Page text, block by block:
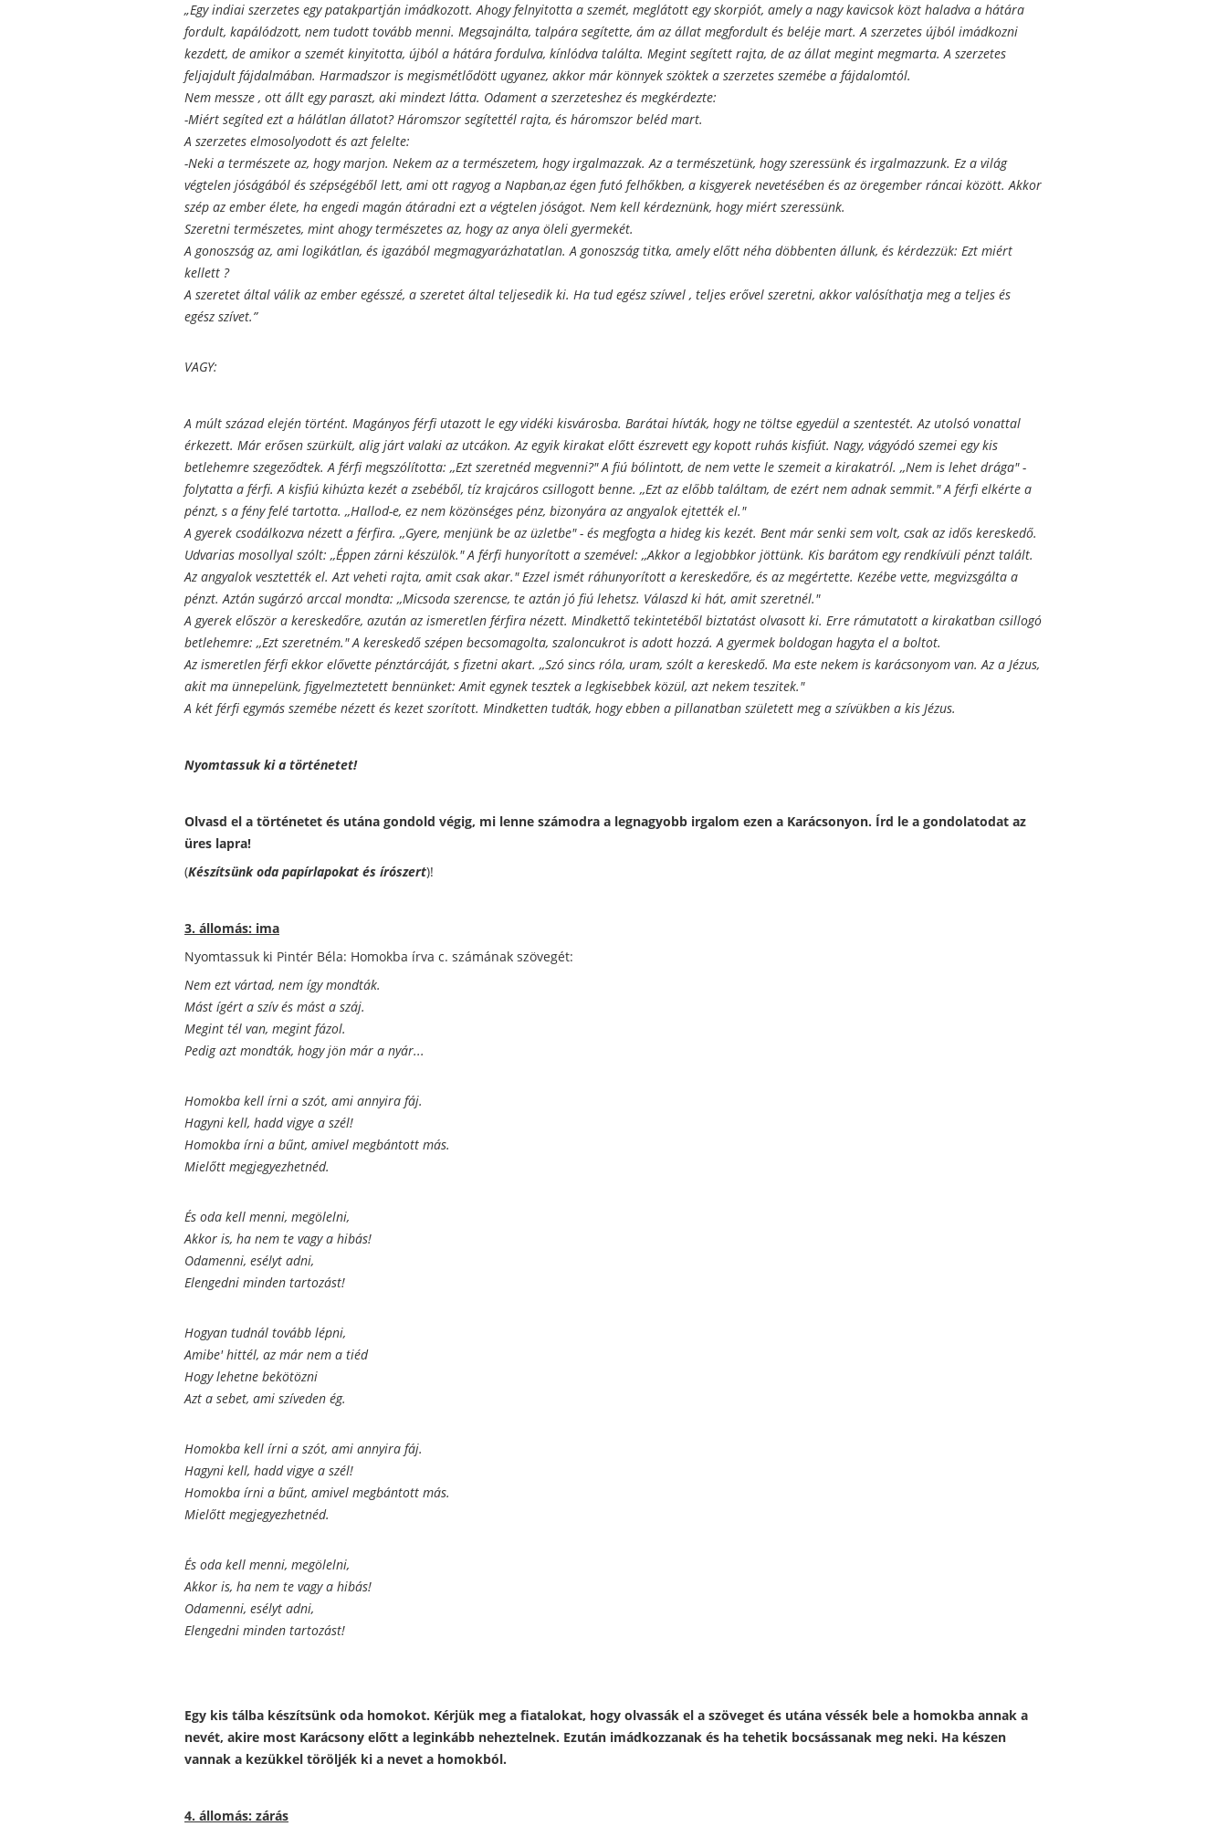
„Egy indiai szerzetes egy patakpartján imádkozott. Ahogy felnyitotta a szemét, meglátott egy skorpiót, amely a nagy kavicsok közt haladva a hátára
fordult, kapálódzott, nem tudott tovább menni. Megsajnálta, talpára segítette, ám az állat megfordult és beléje mart. A szerzetes újból imádkozni
kezdett, de amikor a szemét kinyitotta, újból a hátára fordulva, kínlódva találta. Megint segített rajta, de az állat megint megmarta. A szerzetes
feljajdult fájdalmában. Harmadszor is megismétlődött ugyanez, akkor már könnyek szöktek a szerzetes szemébe a fájdalomtól.
Nem messze , ott állt egy paraszt, aki mindezt látta. Odament a szerzeteshez és megkérdezte:
-Miért segíted ezt a hálátlan állatot? Háromszor segítettél rajta, és háromszor beléd mart.
A szerzetes elmosolyodott és azt felelte:
-Neki a természete az, hogy marjon. Nekem az a természetem, hogy irgalmazzak. Az a természetünk, hogy szeressünk és irgalmazzunk. Ez a világ
végtelen jóságából és szépségéből lett, ami ott ragyog a Napban,az égen futó felhőkben, a kisgyerek nevetésében és az öregember ráncai között. Akkor
szép az ember élete, ha engedi magán átáradni ezt a végtelen jóságot. Nem kell kérdeznünk, hogy miért szeressünk.
Szeretni természetes, mint ahogy természetes az, hogy az anya öleli gyermekét.
A gonoszság az, ami logikátlan, és igazából megmagyarázhatatlan. A gonoszság titka, amely előtt néha döbbenten állunk, és kérdezzük: Ezt miért
kellett ?
A szeretet által válik az ember egésszé, a szeretet által teljesedik ki. Ha tud egész szívvel , teljes erővel szeretni, akkor valósíthatja meg a teljes és
egész szívet.”
VAGY:
A múlt század elején történt. Magányos férfi utazott le egy vidéki kisvárosba. Barátai hívták, hogy ne töltse egyedül a szentestét. Az utolsó vonattal
érkezett. Már erősen szürkült, alig járt valaki az utcákon. Az egyik kirakat előtt észrevett egy kopott ruhás kisfiút. Nagy, vágyódó szemei egy kis
betlehemre szegeződtek. A férfi megszólította: ,,Ezt szeretnéd megvenni?" A fiú bólintott, de nem vette le szemeit a kirakatról. ,,Nem is lehet drága" -
folytatta a férfi. A kisfiú kihúzta kezét a zsebéből, tíz krajcáros csillogott benne. ,,Ezt az előbb találtam, de ezért nem adnak semmit." A férfi elkérte a
pénzt, s a fény felé tartotta. ,,Hallod-e, ez nem közönséges pénz, bizonyára az angyalok ejtették el."
A gyerek csodálkozva nézett a férfira. ,,Gyere, menjünk be az üzletbe" - és megfogta a hideg kis kezét. Bent már senki sem volt, csak az idős kereskedő.
Udvarias mosollyal szólt: ,,Éppen zárni készülök." A férfi hunyorított a szemével: ,,Akkor a legjobbkor jöttünk. Kis barátom egy rendkívüli pénzt talált.
Az angyalok vesztették el. Azt veheti rajta, amit csak akar." Ezzel ismét ráhunyorított a kereskedőre, és az megértette. Kezébe vette, megvizsgálta a
pénzt. Aztán sugárzó arccal mondta: ,,Micsoda szerencse, te aztán jó fiú lehetsz. Válaszd ki hát, amit szeretnél."
A gyerek először a kereskedőre, azután az ismeretlen férfira nézett. Mindkettő tekintetéből biztatást olvasott ki. Erre rámutatott a kirakatban csillogó
betlehemre: ,,Ezt szeretném." A kereskedő szépen becsomagolta, szaloncukrot is adott hozzá. A gyermek boldogan hagyta el a boltot.
Az ismeretlen férfi ekkor elővette pénztárcáját, s fizetni akart. ,,Szó sincs róla, uram, szólt a kereskedő. Ma este nekem is karácsonyom van. Az a Jézus,
akit ma ünnepelünk, figyelmeztetett bennünket: Amit egynek tesztek a legkisebbek közül, azt nekem teszitek."
A két férfi egymás szemébe nézett és kezet szorított. Mindketten tudták, hogy ebben a pillanatban született meg a szívükben a kis Jézus.
Nyomtassuk ki a történetet!
Olvasd el a történetet és utána gondold végig, mi lenne számodra a legnagyobb irgalom ezen a Karácsonyon. Írd le a gondolatodat az
üres lapra!
(Készítsünk oda papírlapokat és írószert)!
3. állomás: ima
Nyomtassuk ki Pintér Béla: Homokba írva c. számának szövegét:
Nem ezt vártad, nem így mondták.
Mást ígért a szív és mást a száj.
Megint tél van, megint fázol.
Pedig azt mondták, hogy jön már a nyár...
Homokba kell írni a szót, ami annyira fáj.
Hagyni kell, hadd vigye a szél!
Homokba írni a bűnt, amivel megbántott más.
Mielőtt megjegyezhetnéd.
És oda kell menni, megölelni,
Akkor is, ha nem te vagy a hibás!
Odamenni, esélyt adni,
Elengedni minden tartozást!
Hogyan tudnál tovább lépni,
Amibe' hittél, az már nem a tiéd
Hogy lehetne bekötözni
Azt a sebet, ami szíveden ég.
Homokba kell írni a szót, ami annyira fáj.
Hagyni kell, hadd vigye a szél!
Homokba írni a bűnt, amivel megbántott más.
Mielőtt megjegyezhetnéd.
És oda kell menni, megölelni,
Akkor is, ha nem te vagy a hibás!
Odamenni, esélyt adni,
Elengedni minden tartozást!
Egy kis tálba készítsünk oda homokot. Kérjük meg a fiatalokat, hogy olvassák el a szöveget és utána véssék bele a homokba annak a
nevét, akire most Karácsony előtt a leginkább neheztelnek. Ezután imádkozzanak és ha tehetik bocsássanak meg neki. Ha készen
vannak a kezükkel töröljék ki a nevet a homokból.
4. állomás: zárás